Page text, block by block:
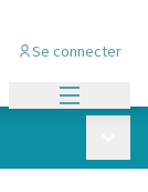
Se connecter